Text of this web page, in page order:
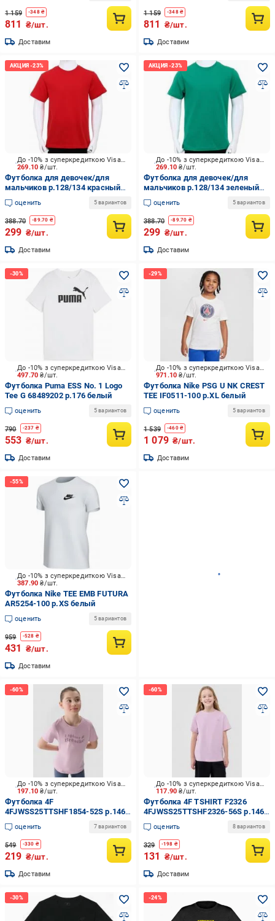
1 159 -348₴
811 ₴/шт.
Доставим
1 159 -348₴
811 ₴/шт.
Доставим
269.10₴/шт.
До -10% з суперкредиткою Visa Вигода
Футболка для девочек/для
мальчиков р.128/134 красный
208
оценить 5 вариантов
388.70 -89.70 ₴
299 ₴/шт.
Доставим
269.10₴/шт.
До -10% з суперкредиткою Visa Вигода
Футболка для девочек/для
мальчиков р.128/134 зеленый
208
оценить 5 вариантов
388.70 -89.70 ₴
299 ₴/шт.
Доставим
497.70₴/шт.
До -10% з суперкредиткою Visa Вигода
Футболка Puma ESS No. 1 Logo
Tee G 68489202 р.176 белый
оценить 5 вариантов
790 -237 ₴
553 ₴/шт.
Доставим
971.10₴/шт.
До -10% з суперкредиткою Visa Вигода
Футболка Nike PSG U NK CREST
TEE IF0511-100 р.XL белый
оценить 5 вариантов
1 539 -460₴
1 079 ₴/шт.
Доставим
387.90₴/шт.
До -10% з суперкредиткою Visa Вигода
Футболка Nike TEE EMB FUTURA
AR5254-100 р.XS белый
оценить 5 вариантов
959 -528 ₴
431 ₴/шт.
Доставим
197.10₴/шт.
До -10% з суперкредиткою Visa Вигода
Футболка 4F
4FJWSS25TTSHF1854-52S р.146
розовый
оценить 7 вариантов
549 -330 ₴
219 ₴/шт.
Доставим
117.90₴/шт.
До -10% з суперкредиткою Visa Вигода
Футболка 4F TSHIRT F2326
4FJWSS25TTSHF2326-56S р.146
розовый
оценить 8 вариантов
329 -198 ₴
131 ₴/шт.
Доставим